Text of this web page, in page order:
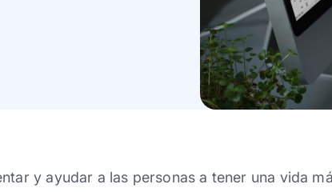
y ayudar a las personas a tener una vida